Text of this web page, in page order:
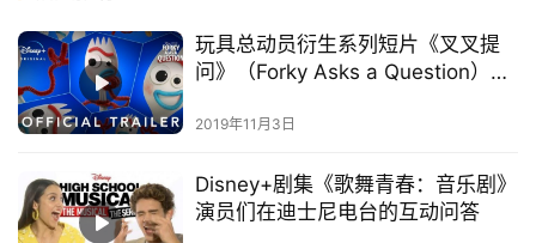
客
微
博
玩具总动员衍生系列短片《叉叉提
问》（Forky Asks a Question）发
2019年11月3日
Disney+剧集《歌舞青春：音乐剧》
演员们在迪士尼电台的互动问答